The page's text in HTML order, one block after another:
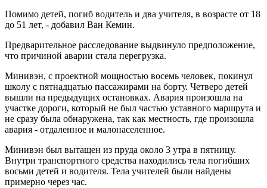
Помимо детей, погиб водитель и два учителя, в возрасте от 18
до 51 лет, - добавил Ван Кемин.
Предварительное расследование выдвинуло предположение,
что причиной аварии стала перегрузка.
Минивэн, с проектной мощностью восемь человек, покинул
школу с пятнадцатью пассажирами на борту. Четверо детей
вышли на предыдущих остановках. Авария произошла на
участке дороги, который не был частью уставного маршрута и
не сразу была обнаружена, так как местность, где произошла
авария - отдаленное и малонаселенное.
Минивэн был вытащен из пруда около 3 утра в пятницу.
Внутри транспортного средства находились тела погибших
восьми детей и водителя. Тела учителей были найдены
примерно через час.